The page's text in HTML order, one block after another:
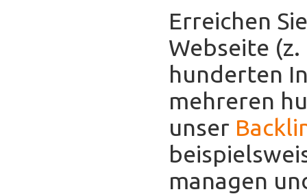
Erreichen
Webseite
hunderten
mehreren
unser
managen